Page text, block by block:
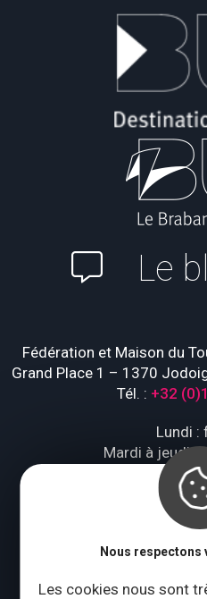
Nous respectons
Les cookies nous sont
Le
Fédération et Maison du
Grand Place 1 – 1370
Tél. : +32
Lundi :
Mardi à jeudi :
Vendredi à
Qui